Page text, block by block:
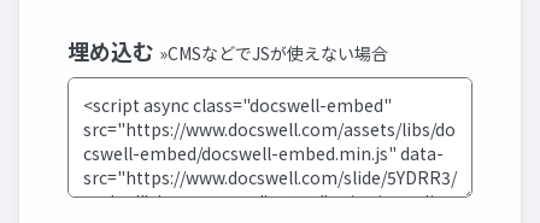
埋め込む »CMSなどでJSが使えない場合